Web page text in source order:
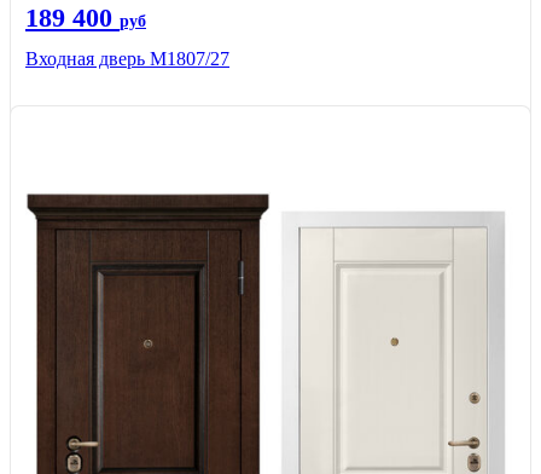
189 400 руб
Входная дверь М1807/27